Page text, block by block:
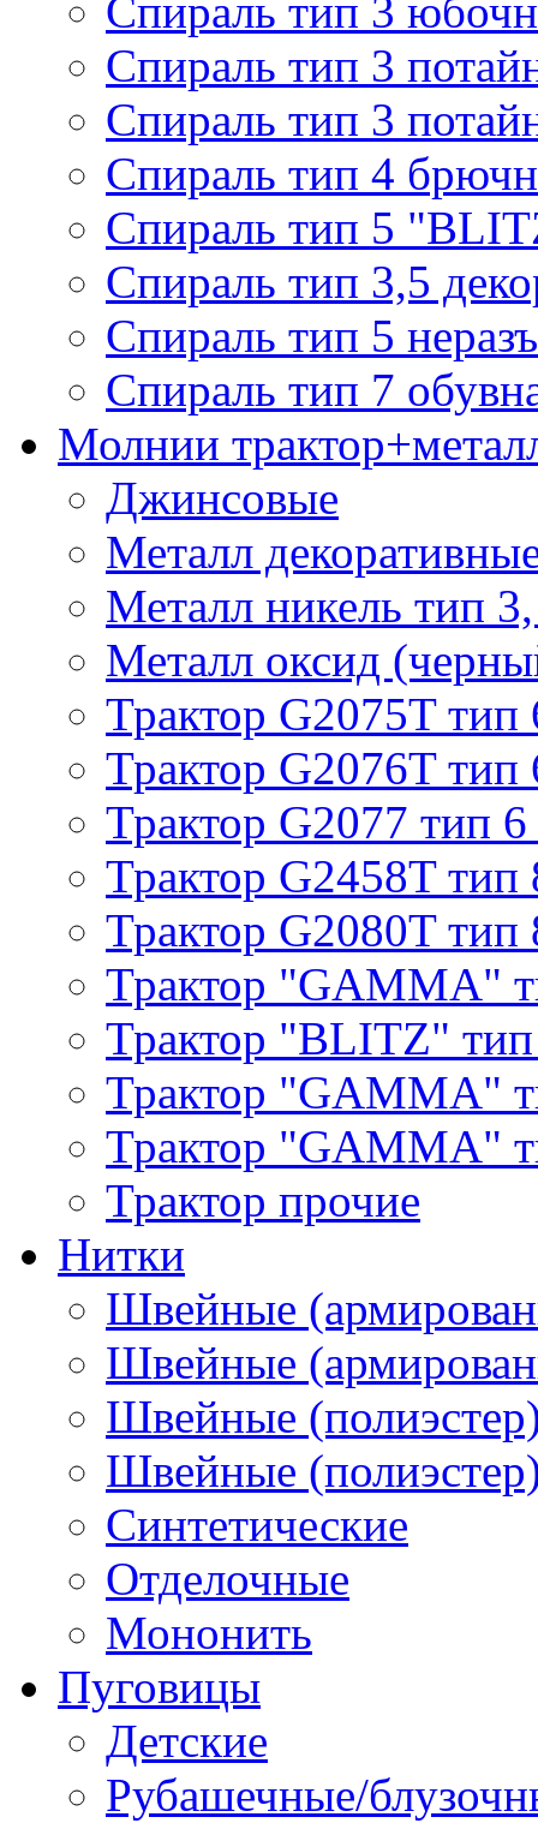
Спираль тип 3
Спираль тип 3
Спираль тип 3
Спираль тип 4
Спираль тип 5
Спираль тип 3,5
Спираль тип 5
Спираль тип 7
Молнии
Джинсовые
Металл
Металл никель тип
Металл оксид
Трактор G2075T тип
Трактор G2076T тип
Трактор G2077 тип 6
Трактор G2458T тип
Трактор G2080T тип
Трактор "GAMMA"
Трактор "BLITZ"
Трактор "GAMMA"
Трактор "GAMMA"
Трактор прочие
Нитки
Швейные
Швейные
Швейные
Швейные
Синтетические
Отделочные
Мононить
Пуговицы
Детские
Рубашечные/